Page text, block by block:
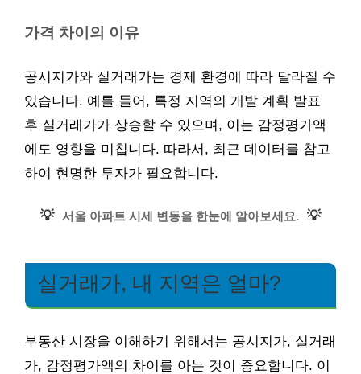
가격 차이의 이유
공시지가와 실거래가는 경제 환경에 따라 달라질 수
있습니다. 예를 들어, 특정 지역의 개발 계획 발표
후 실거래가가 상승할 수 있으며, 이는 감정평가액
에도 영향을 미칩니다. 따라서, 최근 데이터를 참고
하여 현명한 투자가 필요합니다.
💡 서울 아파트 시세 변동을 한눈에 알아보세요. 💡
실거래가, 내 지역은 얼마?
부동산 시장을 이해하기 위해서는 공시지가, 실거래
가, 감정평가액의 차이를 아는 것이 중요합니다. 이